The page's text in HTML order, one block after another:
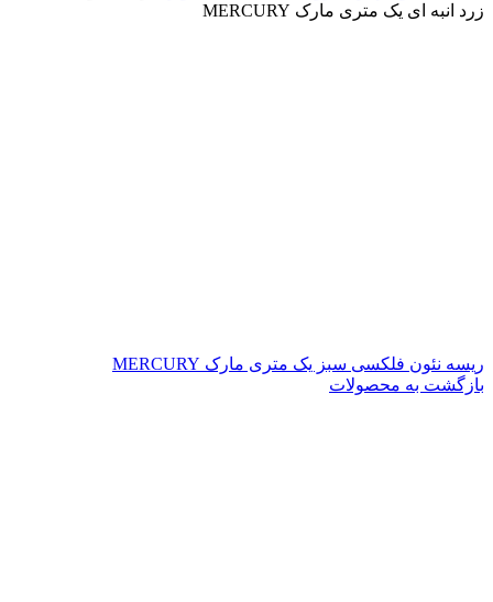
زرد انبه ای یک متری مارک MERCURY
ریسه نئون فلکسی سبز یک متری مارک MERCURY
بازگشت به محصولات